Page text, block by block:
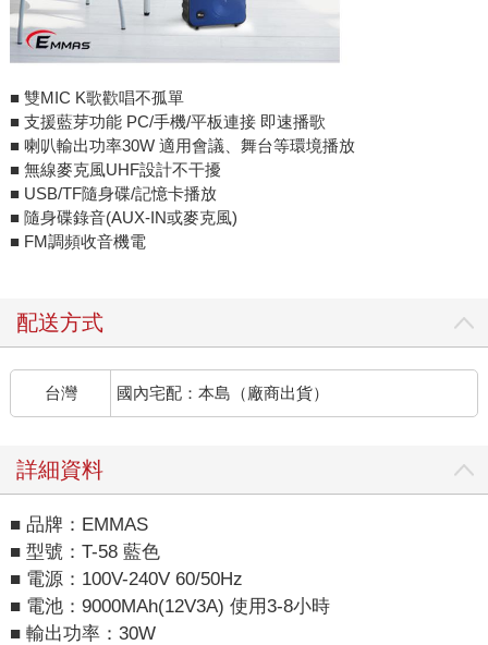
■ 雙MIC K歌歡唱不孤單
■ 支援藍芽功能 PC/手機/平板連接 即速播歌
■ 喇叭輸出功率30W 適用會議、舞台等環境播放
■ 無線麥克風UHF設計不干擾
■ USB/TF隨身碟/記憶卡播放
■ 隨身碟錄音(AUX-IN或麥克風)
■ FM調頻收音機電
配送方式
台灣 國內宅配：本島（廠商出貨）
詳細資料
■ 品牌：EMMAS
■ 型號：T-58 藍色
■ 電源：100V-240V 60/50Hz
■ 電池：9000MAh(12V3A) 使用3-8小時
■ 輸出功率：30W